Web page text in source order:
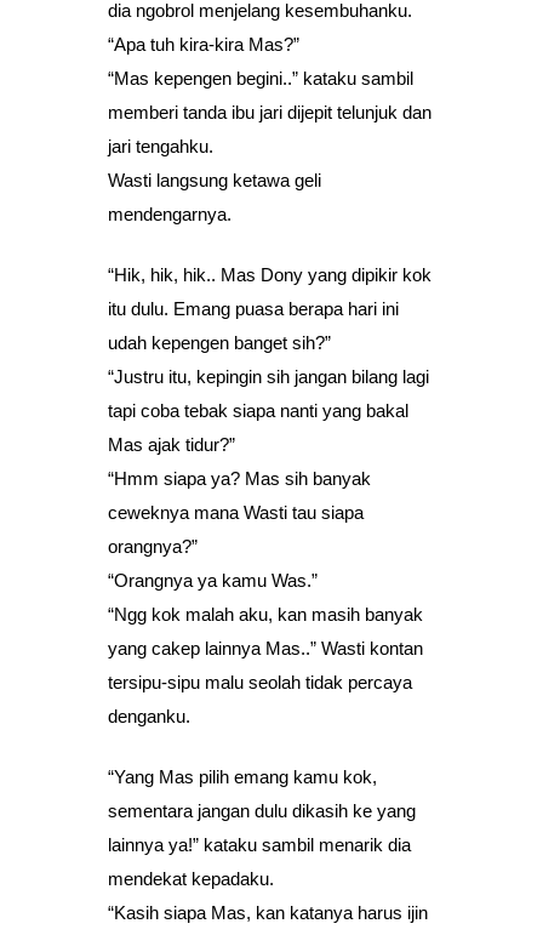
dia ngobrol menjelang kesembuhanku.
“Apa tuh kira-kira Mas?”
“Mas kepengen begini..” kataku sambil
memberi tanda ibu jari dijepit telunjuk dan
jari tengahku.
Wasti langsung ketawa geli
mendengarnya.
“Hik, hik, hik.. Mas Dony yang dipikir kok
itu dulu. Emang puasa berapa hari ini
udah kepengen banget sih?”
“Justru itu, kepingin sih jangan bilang lagi
tapi coba tebak siapa nanti yang bakal
Mas ajak tidur?”
“Hmm siapa ya? Mas sih banyak
ceweknya mana Wasti tau siapa
orangnya?”
“Orangnya ya kamu Was.”
“Ngg kok malah aku, kan masih banyak
yang cakep lainnya Mas..” Wasti kontan
tersipu-sipu malu seolah tidak percaya
denganku.
“Yang Mas pilih emang kamu kok,
sementara jangan dulu dikasih ke yang
lainnya ya!” kataku sambil menarik dia
mendekat kepadaku.
“Kasih siapa Mas, kan katanya harus ijin